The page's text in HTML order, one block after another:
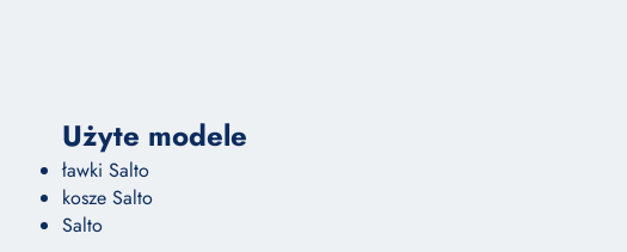
Użyte modele
ławki Salto
kosze Salto
Salto